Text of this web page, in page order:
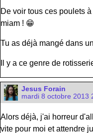
De voir tous ces poulets
miam ! 😁
Tu as déjà mangé dans
Il y a ce genre de
Jesus Forain
mardi 8 octobre 2013
Alors déjà, j'ai horreur
vite pour moi et attendre